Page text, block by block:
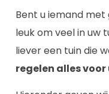
Bent u iemand met
leuk om veel in uw
liever een tuin die
regelen alles voor